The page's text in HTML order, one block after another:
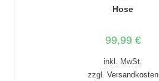
Hose
99,99 €
inkl. MwSt.
zzgl. Versandkosten